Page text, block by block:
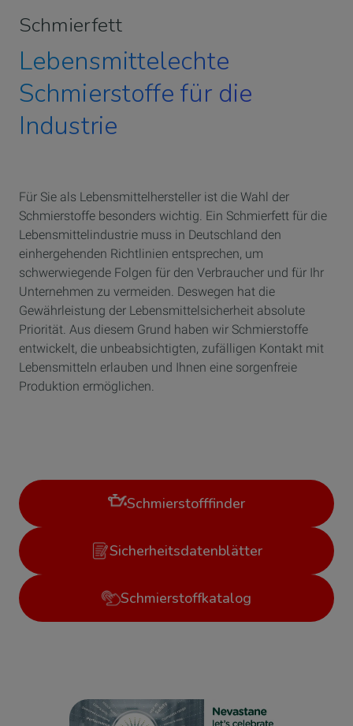
Lebensmittelechte
Schmierstoffe für die
Industrie
Schmierfett
Für Sie als Lebensmittelhersteller ist die Wahl der
Schmierstoffe besonders wichtig. Ein Schmierfett für die
Lebensmittelindustrie muss in Deutschland den
einhergehenden Richtlinien entsprechen, um
schwerwiegende Folgen für den Verbraucher und für Ihr
Unternehmen zu vermeiden. Deswegen hat die
Gewährleistung der Lebensmittelsicherheit absolute
Priorität. Aus diesem Grund haben wir Schmierstoffe
entwickelt, die unbeabsichtigten, zufälligen Kontakt mit
Lebensmitteln erlauben und Ihnen eine sorgenfreie
Produktion ermöglichen.
Schmierstofffinder
Sicherheitsdatenblätter
Schmierstoffkatalog